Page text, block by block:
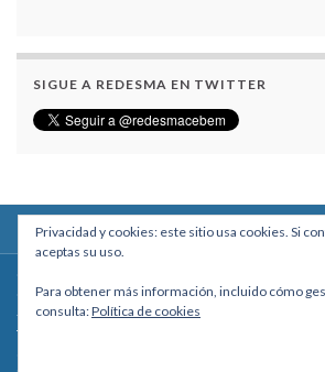
SIGUE A REDESMA EN TWITTER
Calle Macario Pinilla # 2588 esq. Av. Arce, Edificio
- La Paz, Bolivia
Teléfono: +591 2431818 - Celular: +591 73027636
Privacidad y cookies: este sitio usa cookies. Si
aceptas su uso.
Para obtener más información, incluido cómo
consulta:Política de cookies